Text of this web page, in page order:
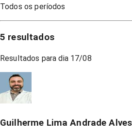
Todos os períodos
5 resultados
Resultados para dia 17/08
Guilherme Lima Andrade